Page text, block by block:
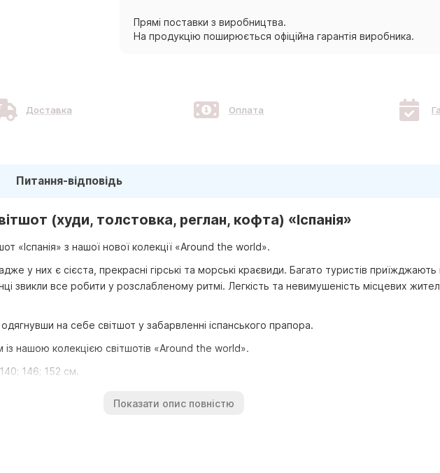
Прямі поставки з виробництва.
На продукцію поширюється офіційна гарантія виробника.
Доставка Оплата
Питання-відповідь
(худи, толстовка, реглан, кофта) «Іспанія»
«Іспанія» з нашої нової колекції «Around the world».
у них є сієста, прекрасні гірські та морські краєвиди. Багато туристів
звикли все робити у розслабленому ритмі. Легкість та невимушеність місцевих
на себе світшот у забарвленні іспанського прапора.
із нашою колекцією світшотів «Around the world».
146; 152 см.
Показати опис повністю